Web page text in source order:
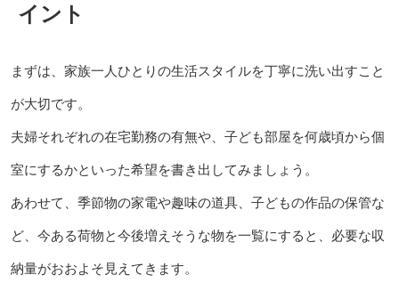
イント
まずは、家族一人ひとりの生活スタイルを丁寧に洗い出すこと
が大切です。
夫婦それぞれの在宅勤務の有無や、子ども部屋を何歳頃から個
室にするかといった希望を書き出してみましょう。
あわせて、季節物の家電や趣味の道具、子どもの作品の保管な
ど、今ある荷物と今後増えそうな物を一覧にすると、必要な収
納量がおおよそ見えてきます。